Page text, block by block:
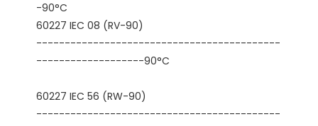
-90°C
-------------------------------------------
-------------------------------------------